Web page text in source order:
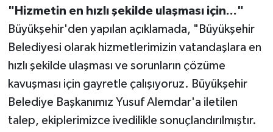
"Hizmetin en hızlı şekilde ulaşması için..."
Büyükşehir'den yapılan açıklamada, "Büyükşehir
Belediyesi olarak hizmetlerimizin vatandaşlara en
hızlı şekilde ulaşması ve sorunların çözüme
kavuşması için gayretle çalışıyoruz. Büyükşehir
Belediye Başkanımız Yusuf Alemdar'a iletilen
talep, ekiplerimizce ivedilikle sonuçlandırılmıştır.